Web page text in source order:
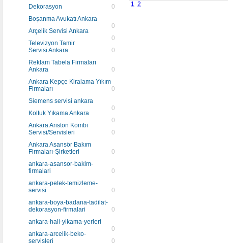
Dekorasyon
0
Boşanma Avukatı Ankara
0
Arçelik Servisi Ankara
0
Televizyon Tamir
Servisi Ankara
0
Reklam Tabela Firmaları
Ankara
0
Ankara Kepçe Kiralama Yıkım
Firmaları
0
Siemens servisi ankara
0
Koltuk Yıkama Ankara
0
Ankara Ariston Kombi
Servisi/Servisleri
0
Ankara Asansör Bakım
Firmaları-Şirketleri
0
ankara-asansor-bakim-
firmalari
0
ankara-petek-temizleme-
servisi
0
ankara-boya-badana-tadilat-
dekorasyon-firmalari
0
ankara-hali-yikama-yerleri
0
ankara-arcelik-beko-
servisleri
0
1 2